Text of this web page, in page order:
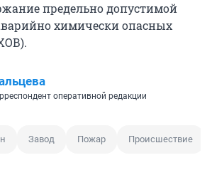
предельно допустимой
химически опасных
оперативной редакции
Завод Пожар Происшествие